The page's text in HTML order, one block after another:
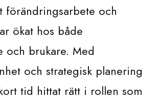
förändringsarbete och
ökat hos både
och brukare. Med
och strategisk planering
tid hittat rätt i rollen som